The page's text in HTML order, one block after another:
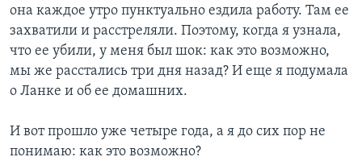
она каждое утро пунктуально ездила работу. Там ее
захватили и расстреляли. Поэтому, когда я узнала,
что ее убили, у меня был шок: как это возможно,
мы же расстались три дня назад? И еще я подумала
о Ланке и об ее домашних.
И вот прошло уже четыре года, а я до сих пор не
понимаю: как это возможно?